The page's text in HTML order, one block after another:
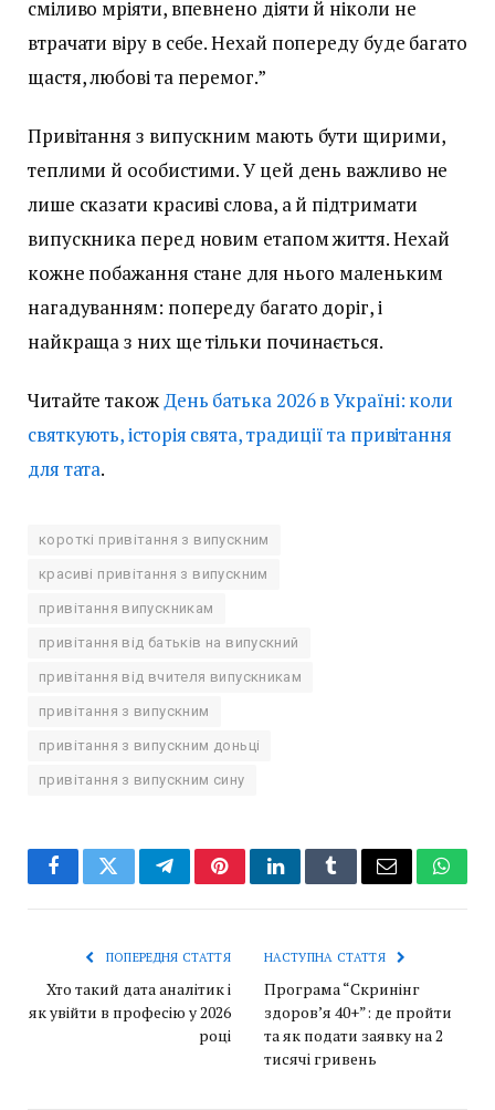
сміливо мріяти, впевнено діяти й ніколи не
втрачати віру в себе. Нехай попереду буде багато
щастя, любові та перемог.”
Привітання з випускним мають бути щирими,
теплими й особистими. У цей день важливо не
лише сказати красиві слова, а й підтримати
випускника перед новим етапом життя. Нехай
кожне побажання стане для нього маленьким
нагадуванням: попереду багато доріг, і
найкраща з них ще тільки починається.
Читайте такожДень батька 2026 в Україні: коли
святкують, історія свята, традиції та привітання
для тата.
короткі привітання з випускним
красиві привітання з випускним
привітання випускникам
привітання від батьків на випускний
привітання від вчителя випускникам
привітання з випускним
привітання з випускним доньці
привітання з випускним сину
FacebookTwitterTelegramPinterestLinkedInTumblrEmail
ПОПЕРЕДНЯ СТАТТЯ
Хто такий дата аналітик і
як увійти в професію у 2026
році
НАСТУПНА СТАТТЯ
Програма “Скринінг
здоров’я 40+”: де пройти
та як подати заявку на 2
тисячі гривень